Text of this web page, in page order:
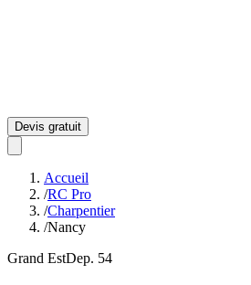
Devis gratuit
Accueil
/RC Pro
/Charpentier
/Nancy
Grand EstDep. 54